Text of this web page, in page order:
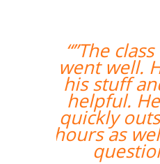
“”My
getting
your
great
his
clear and
me to